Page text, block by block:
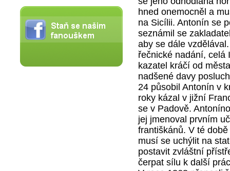
hned onemocněl a
na Sicílii. Antonín se
seznámil se
aby se dále
řečnické nadání, celá
kazatel kráčí od
nadšené davy
24 působil Antonín v
roky kázal v jižní
se v Padově.
jej jmenoval prvním
františkánů. V té
musí se uchýlit na
postavit zvláštní
čerpat sílu k další